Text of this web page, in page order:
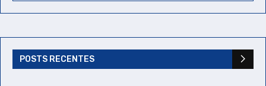
POSTS RECENTES